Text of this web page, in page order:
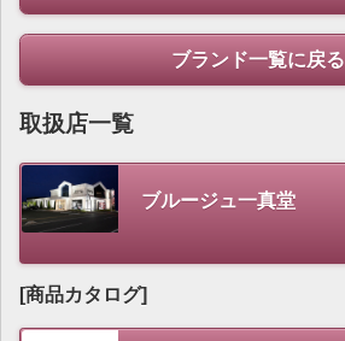
ブランド一覧に戻る
取扱店一覧
ブルージュ一真堂
[商品カタログ]